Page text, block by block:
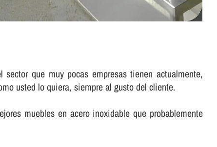
que muy pocas empresas tienen actualmente,
usted lo quiera, siempre al gusto del cliente.
muebles en acero inoxidable que probablemente